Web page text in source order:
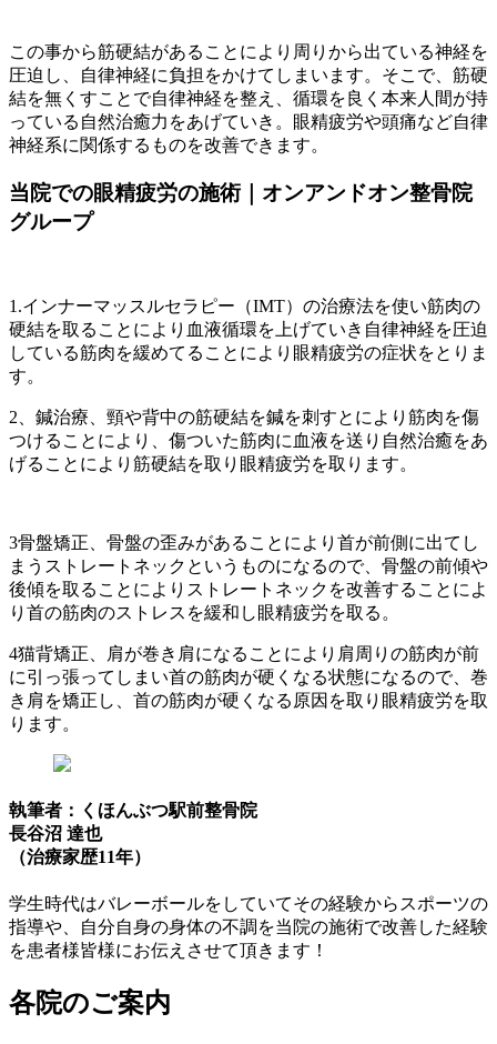
この事から筋硬結があることにより周りから出ている神経を
圧迫し、自律神経に負担をかけてしまいます。そこで、筋硬
結を無くすことで自律神経を整え、循環を良く本来人間が持
っている自然治癒力をあげていき。眼精疲労や頭痛など自律
神経系に関係するものを改善できます。
当院での眼精疲労の施術｜オンアンドオン整骨院
グループ
1.インナーマッスルセラピー（IMT）の治療法を使い筋肉の
硬結を取ることにより血液循環を上げていき自律神経を圧迫
している筋肉を緩めてることにより眼精疲労の症状をとりま
す。
2、鍼治療、頸や背中の筋硬結を鍼を刺すとにより筋肉を傷
つけることにより、傷ついた筋肉に血液を送り自然治癒をあ
げることにより筋硬結を取り眼精疲労を取ります。
3骨盤矯正、骨盤の歪みがあることにより首が前側に出てし
まうストレートネックというものになるので、骨盤の前傾や
後傾を取ることによりストレートネックを改善することによ
り首の筋肉のストレスを緩和し眼精疲労を取る。
4猫背矯正、肩が巻き肩になることにより肩周りの筋肉が前
に引っ張ってしまい首の筋肉が硬くなる状態になるので、巻
き肩を矯正し、首の筋肉が硬くなる原因を取り眼精疲労を取
ります。
執筆者：くほんぶつ駅前整骨院
長谷沼 達也
（治療家歴11年）
学生時代はバレーボールをしていてその経験からスポーツの
指導や、自分自身の身体の不調を当院の施術で改善した経験
を患者様皆様にお伝えさせて頂きます！
各院のご案内